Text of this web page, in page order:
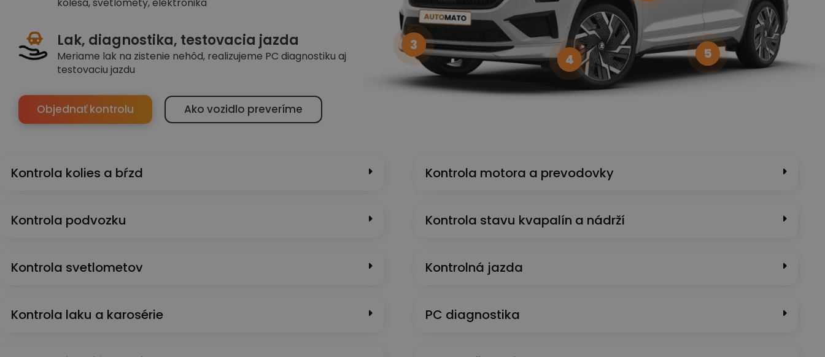
kolesá, svetlomety, elektronika
Lak, diagnostika, testovacia jazda
Meriame lak na zistenie nehôd, realizujeme PC diagnostiku aj
testovaciu jazdu
Objednať kontrolu Ako vozidlo preveríme
3
4
5
Kontrola kolies a bŕzd
Kontrola podvozku
Kontrola svetlometov
Kontrola laku a karosérie
Kontrola motora a prevodovky
Kontrola stavu kvapalín a nádrží
Kontrolná jazda
PC diagnostika